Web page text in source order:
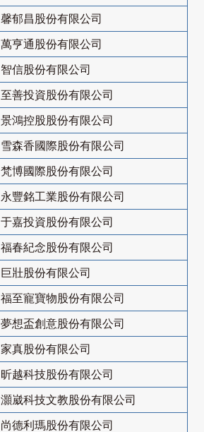
馨郁昌股份有限公司
萬亨通股份有限公司
智信股份有限公司
至善投資股份有限公司
景鴻控股股份有限公司
雪森香國際股份有限公司
梵博國際股份有限公司
永豐銘工業股份有限公司
于嘉投資股份有限公司
福春紀念股份有限公司
巨壯股份有限公司
福至寵寶物股份有限公司
夢想盃創意股份有限公司
家真股份有限公司
昕越科技股份有限公司
灝崴科技文教股份有限公司
尚德利瑪股份有限公司